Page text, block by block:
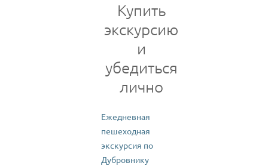
Купить
экскурсию
и
убедиться
лично
Ежедневная
пешеходная
экскурсия по
Дубровнику